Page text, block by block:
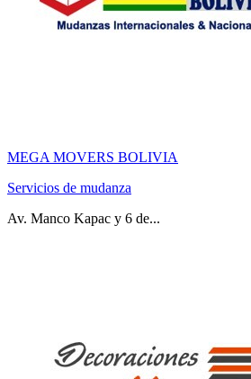
MEGA MOVERS BOLIVIA
Servicios de mudanza
Av. Manco Kapac y 6 de...